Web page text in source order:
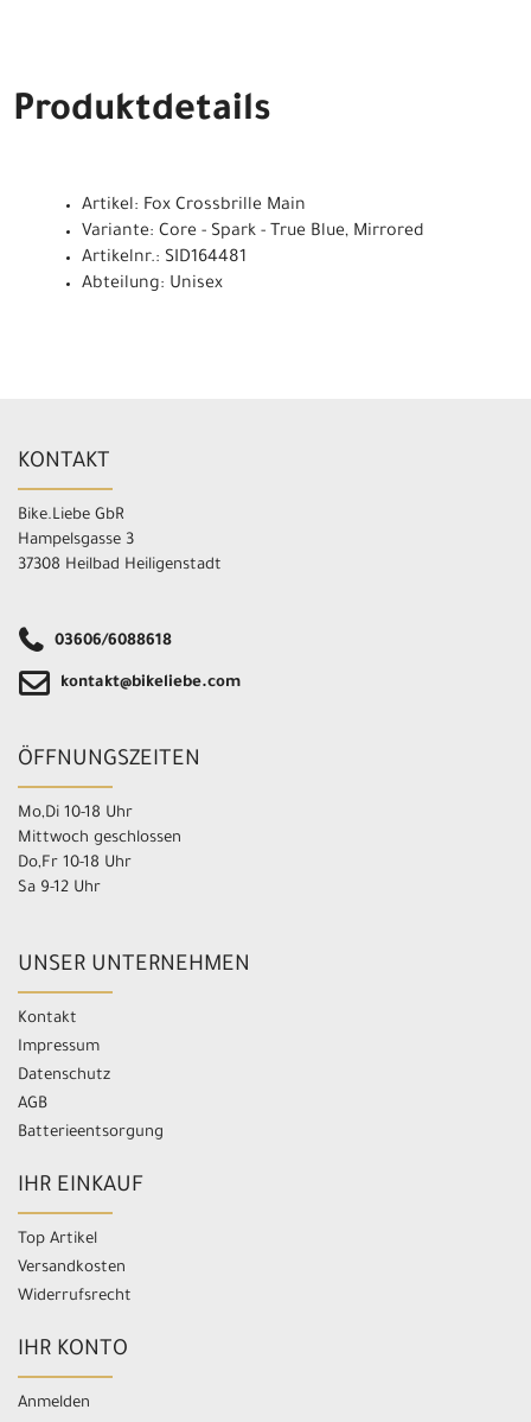
Produktdetails
Artikel: Fox Crossbrille Main
Variante: Core - Spark - True Blue, Mirrored
Artikelnr.: SID164481
Abteilung: Unisex
KONTAKT
Bike.Liebe GbR
Hampelsgasse 3
37308 Heilbad Heiligenstadt
03606/6088618
kontakt@bikeliebe.com
ÖFFNUNGSZEITEN
Mo,Di 10-18 Uhr
Mittwoch geschlossen
Do,Fr 10-18 Uhr
Sa 9-12 Uhr
UNSER UNTERNEHMEN
Kontakt
Impressum
Datenschutz
AGB
Batterieentsorgung
IHR EINKAUF
Top Artikel
Versandkosten
Widerrufsrecht
IHR KONTO
Anmelden